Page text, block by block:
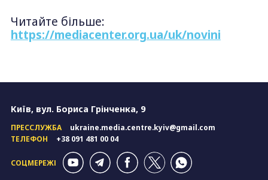
Читайте більше:
https://mediacenter.org.ua/uk/novini
Київ, вул. Бориса Грінченка, 9
ПРЕССЛУЖБА
ukraine.media.centre.kyiv@gmail.com
ТЕЛЕФОН
+38 091 481 00 04
СОЦМЕРЕЖІ